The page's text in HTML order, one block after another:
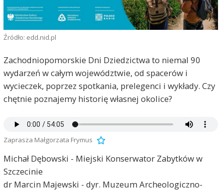
Źródło: edd.nid.pl
Zachodniopomorskie Dni Dziedzictwa to niemal 90
wydarzeń w całym województwie, od spacerów i
wycieczek, poprzez spotkania, prelegenci i wykłady. Czy
chętnie poznajemy historię własnej okolice?
Zaprasza Małgorzata Frymus
Michał Dębowski - Miejski Konserwator Zabytków w
Szczecinie
dr Marcin Majewski - dyr. Muzeum Archeologiczno-